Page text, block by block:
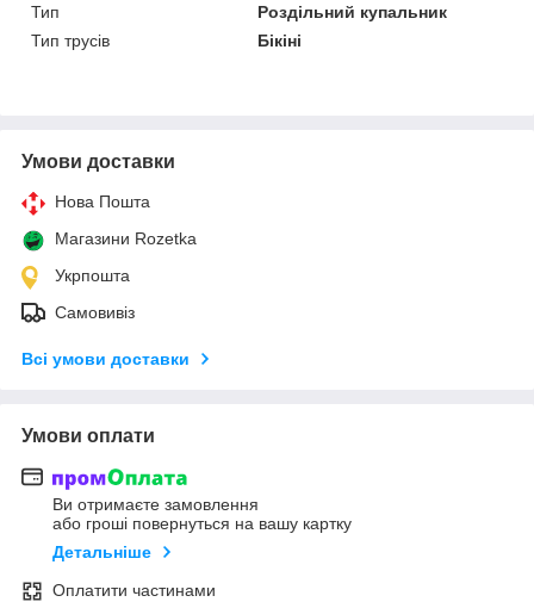
Тип
Роздільний купальник
Тип трусів
Бікіні
Умови доставки
Нова Пошта
Магазини Rozetka
Укрпошта
Самовивіз
Всі умови доставки
Умови оплати
Ви отримаєте замовлення
або гроші повернуться на вашу картку
Детальніше
Оплатити частинами